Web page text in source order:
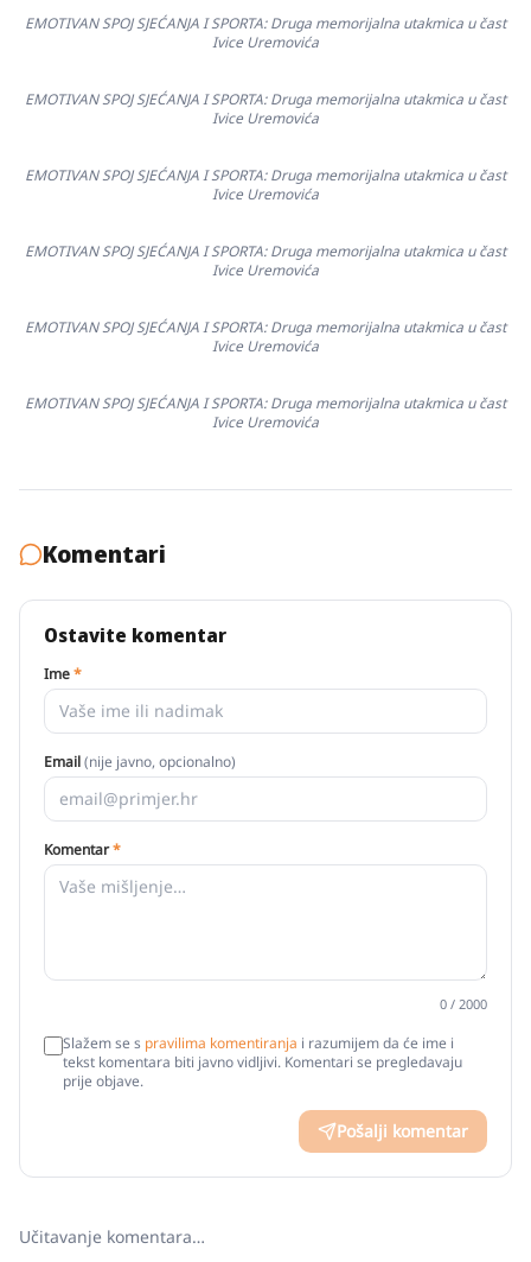
EMOTIVAN SPOJ SJEĆANJA I SPORTA: Druga memorijalna utakmica u čast
Ivice Uremovića
EMOTIVAN SPOJ SJEĆANJA I SPORTA: Druga memorijalna utakmica u čast
Ivice Uremovića
EMOTIVAN SPOJ SJEĆANJA I SPORTA: Druga memorijalna utakmica u čast
Ivice Uremovića
EMOTIVAN SPOJ SJEĆANJA I SPORTA: Druga memorijalna utakmica u čast
Ivice Uremovića
EMOTIVAN SPOJ SJEĆANJA I SPORTA: Druga memorijalna utakmica u čast
Ivice Uremovića
EMOTIVAN SPOJ SJEĆANJA I SPORTA: Druga memorijalna utakmica u čast
Ivice Uremovića
Komentari
Ostavite komentar
Ime*
Email(nije javno, opcionalno)
Komentar*
0 / 2000
Slažem se s pravilima komentiranja i razumijem da će ime i
tekst komentara biti javno vidljivi. Komentari se pregledavaju
prije objave.
Pošalji komentar
Učitavanje komentara…